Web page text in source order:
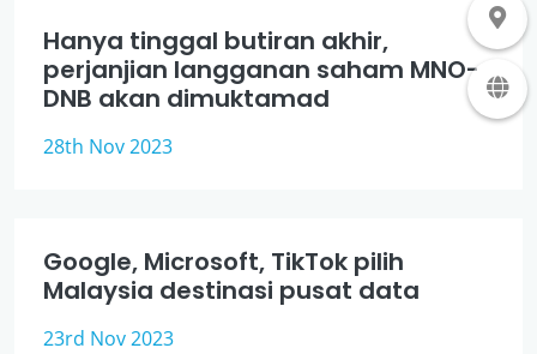
Hanya tinggal butiran akhir,
perjanjian langganan saham MNO-
DNB akan dimuktamad
28th Nov 2023
Google, Microsoft, TikTok pilih
Malaysia destinasi pusat data
23rd Nov 2023